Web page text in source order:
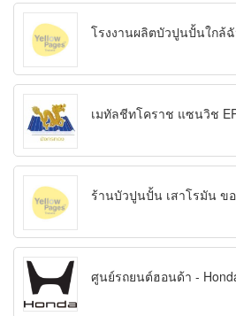
โรงงานผลิตบัวปูนปั้นใกล้
เมทัลชีทโคราช แซนวิช
ร้านบัวปูนปั้น เสาโรมัน ข
ศูนย์รถยนต์ฮอนด้า -